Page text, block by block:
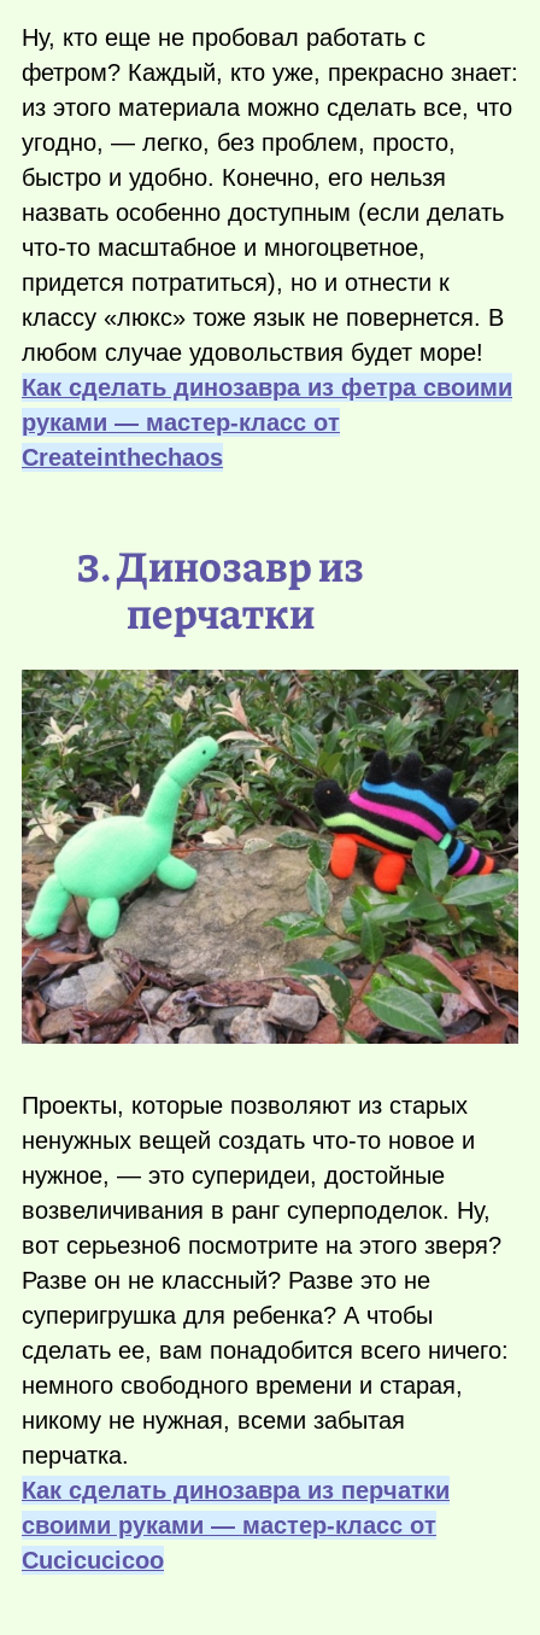
Ну, кто еще не пробовал работать с
фетром? Каждый, кто уже, прекрасно знает:
из этого материала можно сделать все, что
угодно, — легко, без проблем, просто,
быстро и удобно. Конечно, его нельзя
назвать особенно доступным (если делать
что-то масштабное и многоцветное,
придется потратиться), но и отнести к
классу «люкс» тоже язык не повернется. В
любом случае удовольствия будет море!
Как сделать динозавра из фетра своими
руками — мастер-класс от
Сreateinthechaos
3. Динозавр из
перчатки
Проекты, которые позволяют из старых
ненужных вещей создать что-то новое и
нужное, — это суперидеи, достойные
возвеличивания в ранг суперподелок. Ну,
вот серьезно6 посмотрите на этого зверя?
Разве он не классный? Разве это не
суперигрушка для ребенка? А чтобы
сделать ее, вам понадобится всего ничего:
немного свободного времени и старая,
никому не нужная, всеми забытая
перчатка.
Как сделать динозавра из перчатки
своими руками — мастер-класс от
Сucicucicoo